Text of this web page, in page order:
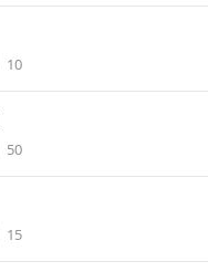
조회수
10
조회수
50
조회수
15